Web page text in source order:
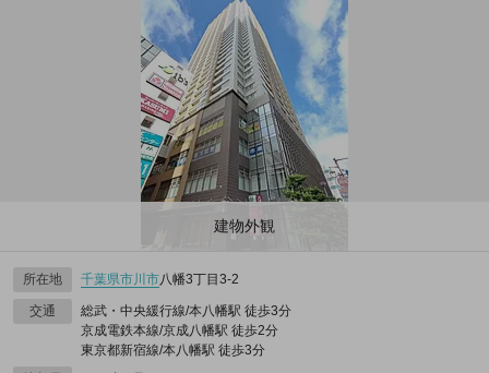
建物外観
所在地 千葉県市川市八幡3丁目3-2
交通
総武・中央緩行線/本八幡駅 徒歩3分
京成電鉄本線/京成八幡駅 徒歩2分
東京都新宿線/本八幡駅 徒歩3分